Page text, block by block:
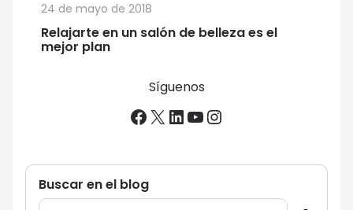
Relajarte en un salón de belleza es el
mejor plan
24 de mayo de 2018
Síguenos
Facebook
X LinkedIn
YouTube
Instagram
Buscar en el blog